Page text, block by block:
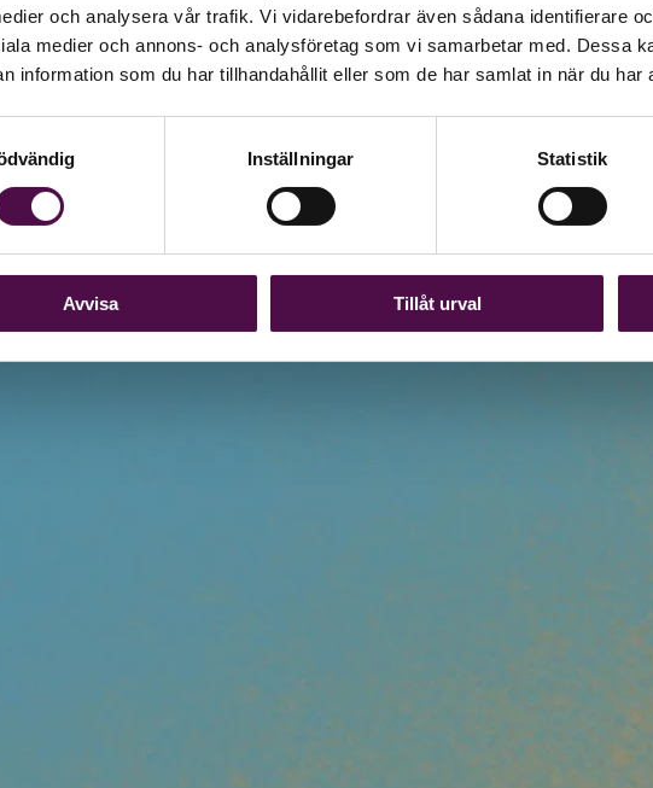
och analysera vår trafik. Vi vidarebefordrar även sådana identifierare
medier och annons- och analysföretag som vi samarbetar med. Dessa
information som du har tillhandahållit eller som de har samlat in när du har
Inställningar Statistik
Avvisa Tillåt urval